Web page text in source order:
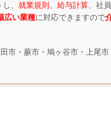
、 就業規則、給与計算、社
広い業種に対応できますので
市・蕨市・鳩ヶ谷市・上尾